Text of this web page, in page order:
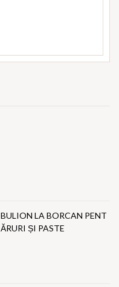
LA BORCAN PENT
ȘI PASTE